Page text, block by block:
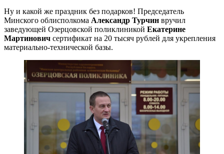
Ну и какой же праздник без подарков! Председатель
Минского облисполкома Александр Турчин вручил
заведующей Озерцовской поликлиникой Екатерине
Мартинович сертификат на 20 тысяч рублей для укрепления
материально-технической базы.